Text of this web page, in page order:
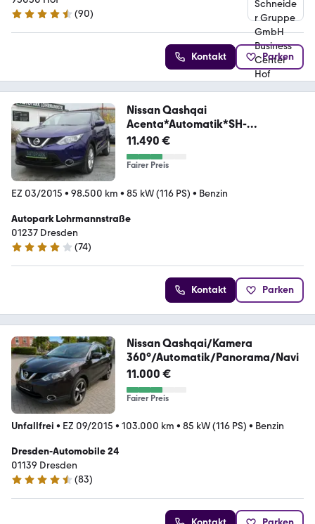
4.6 Sterne
(90)
Kontakt Parken
Nissan Qashqai
Acenta*Automatik*SH-
gepfl.*Navi*Nr.07B
11.490 €
Fairer Preis
EZ 03/2015 • 98.500 km • 85 kW (116 PS) • Benzin
Autopark Lohrmannstraße
01237 Dresden
3.9 Sterne
(74)
Kontakt Parken
Nissan Qashqai/Kamera
360°/Automatik/Panorama/Navi
11.000 €
Fairer Preis
Unfallfrei • EZ 09/2015 • 103.000 km • 85 kW (116 PS) • Benzin
Dresden-Automobile 24
01139 Dresden
4.6 Sterne
(83)